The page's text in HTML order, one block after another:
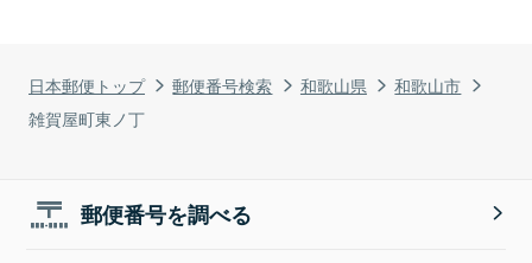
日本郵便トップ 郵便番号検索 和歌山県
和歌山市
雑賀屋町東ノ丁
郵便番号を調べる